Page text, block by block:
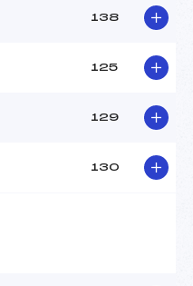
138
125
129
130